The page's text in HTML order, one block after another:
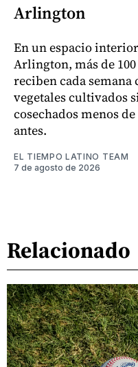
Arlington
En un espacio
Arlington, más de
reciben cada semana
vegetales cultivados
cosechados menos
antes.
EL TIEMPO LATINO TEAM
7 de agosto de 2026
Relacionado